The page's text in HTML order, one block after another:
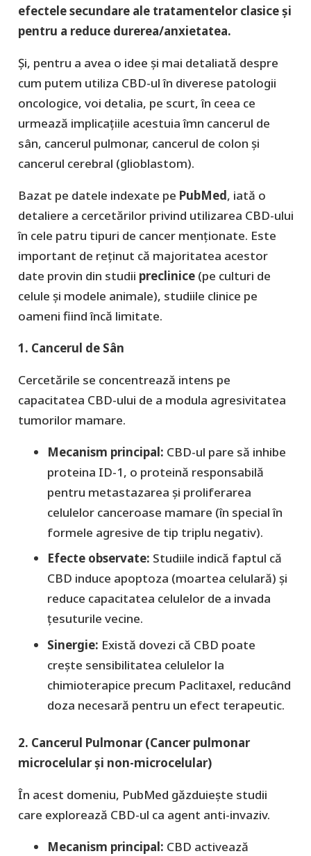
efectele secundare ale tratamentelor clasice și
pentru a reduce durerea/anxietatea.
Și, pentru a avea o idee și mai detaliată despre
cum putem utiliza CBD-ul în diverese patologii
oncologice, voi detalia, pe scurt, în ceea ce
urmează implicațiile acestuia îmn cancerul de
sân, cancerul pulmonar, cancerul de colon și
cancerul cerebral (glioblastom).
Bazat pe datele indexate pe PubMed, iată o
detaliere a cercetărilor privind utilizarea CBD-ului
în cele patru tipuri de cancer menționate. Este
important de reținut că majoritatea acestor
date provin din studii preclinice(pe culturi de
celule și modele animale), studiile clinice pe
oameni fiind încă limitate.
1. Cancerul de Sân
​Cercetările se concentrează intens pe
capacitatea CBD-ului de a modula agresivitatea
tumorilor mamare.
​Mecanism principal: CBD-ul pare să inhibe
proteina ID-1, o proteină responsabilă
pentru metastazarea și proliferarea
celulelor canceroase mamare (în special în
formele agresive de tip triplu negativ).
Efecte observate: Studiile indică faptul că
CBD induce apoptoza (moartea celulară) și
reduce capacitatea celulelor de a invada
țesuturile vecine.
​Sinergie: Există dovezi că CBD poate
crește sensibilitatea celulelor la
chimioterapice precum Paclitaxel, reducând
doza necesară pentru un efect terapeutic.
2. Cancerul Pulmonar (Cancer pulmonar
microcelular și non-microcelular)
​În acest domeniu, PubMed găzduiește studii
care explorează CBD-ul ca agent anti-invaziv.
​Mecanism principal: CBD activează